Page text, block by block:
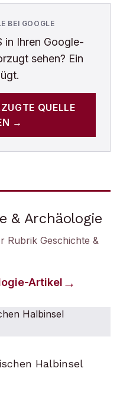
BEI GOOGLE
in Ihren Google-
sehen? Ein
QUELLE
→
& Archäologie
Rubrik Geschichte &
-Artikel
Halbinsel